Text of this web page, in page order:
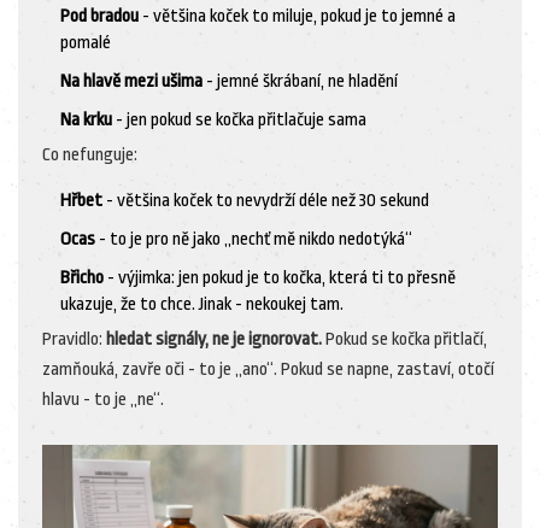
Pod bradou - většina koček to miluje, pokud je to jemné a
pomalé
Na hlavě mezi ušima - jemné škrábaní, ne hladění
Na krku - jen pokud se kočka přitlačuje sama
Co nefunguje:
Hřbet - většina koček to nevydrží déle než 30 sekund
Ocas - to je pro ně jako „nechť mě nikdo nedotýká“
Břicho - výjimka: jen pokud je to kočka, která ti to přesně
ukazuje, že to chce. Jinak - nekoukej tam.
Pravidlo: hledat signály, ne je ignorovat.Pokud se kočka přitlačí,
zamňouká, zavře oči - to je „ano“. Pokud se napne, zastaví, otočí
hlavu - to je „ne“.